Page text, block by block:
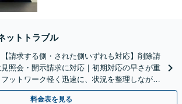
ットトラブル
【請求する側・された側いずれも対応】削除請
照会・開示請求に対応｜初期対応の早さが重
ットワーク軽く迅速に、状況を整理しながら
ートします【電話・Ｗｅｂ相談可】
料金表を見る